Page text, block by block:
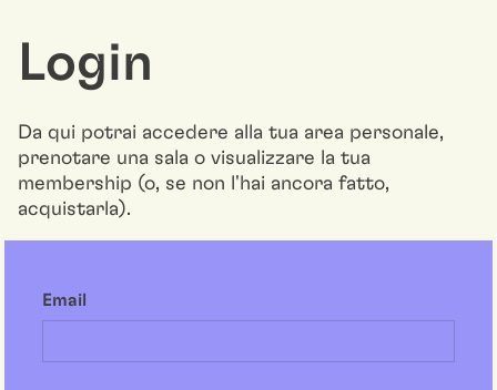
Login
Da qui potrai accedere alla tua area personale,
prenotare una sala o visualizzare la tua
membership (o, se non l'hai ancora fatto,
acquistarla).
Email